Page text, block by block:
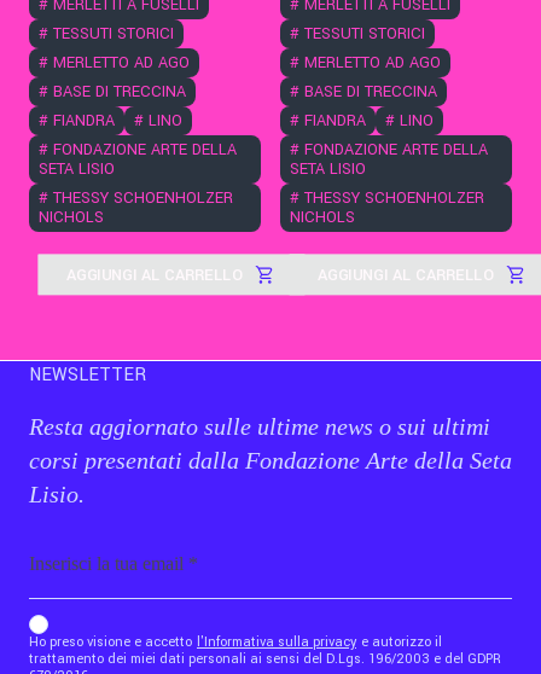
# MERLETTI A FUSELLI
# TESSUTI STORICI
# MERLETTO AD AGO
# BASE DI TRECCINA
# FIANDRA # LINO
# FONDAZIONE ARTE DELLA
SETA LISIO
# THESSY SCHOENHOLZER
NICHOLS
AGGIUNGI AL CARRELLO
# MERLETTI A FUSELLI
# TESSUTI STORICI
# MERLETTO AD AGO
# BASE DI TRECCINA
# FIANDRA # LINO
# FONDAZIONE ARTE DELLA
SETA LISIO
# THESSY SCHOENHOLZER
NICHOLS
AGGIUNGI AL CARRELLO
NEWSLETTER
Resta aggiornato sulle ultime news o sui ultimi
corsi presentati dalla Fondazione Arte della Seta
Lisio.
b_b43a7bd9734c7124b3be52921_1911023b36
Ho preso visione e accetto l'Informativa sulla privacy e autorizzo il
trattamento dei miei dati personali ai sensi del D.Lgs. 196/2003 e del GDPR